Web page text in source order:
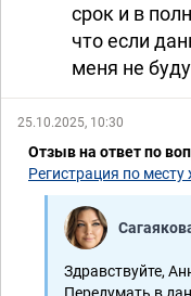
срок и в
что если
меня не
25.10.2025, 10:30
Отзыв на ответ по
Регистрация по месту
Здравствуйте,